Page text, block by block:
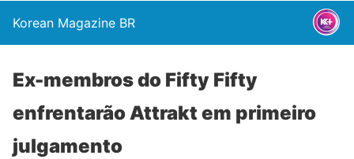
Korean Magazine BR
Ex-membros do Fifty Fifty
enfrentarão Attrakt em primeiro
julgamento